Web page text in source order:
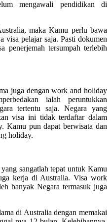
mengawali pendidikan di
maka Kamu perlu bawa
visa pelajar saja. Pasti dokumen
penerjemah tersumpah terlebih
juga dengan work and holiday
ialah peruntukkan
tertentu saja. Negara yang
visa ini tidak terdaftar dalam
Kamu pun dapat berwisata dan
holiday.
sangatlah tepat untuk Kamu
kerja di Australia. Visa work
banyak Negara termasuk juga
di Australia dengan memakai